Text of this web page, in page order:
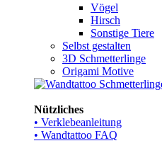
Vögel
Hirsch
Sonstige Tiere
Selbst gestalten
3D Schmetterlinge
Origami Motive
Nützliches
• Verklebeanleitung
• Wandtattoo FAQ